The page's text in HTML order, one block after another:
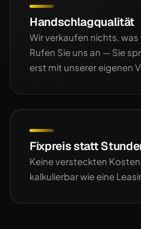
Handschlagqualität
Wir verkaufen nichts,
Rufen Sie uns an — Sie
erst mit unserer eigenen
Fixpreis statt
Keine versteckten
kalkulierbar wie eine